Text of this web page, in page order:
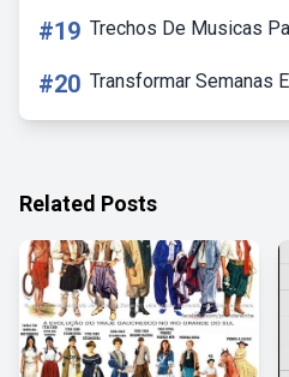
#19 Trechos De Musicas
#20 Transformar Semanas
Related Posts